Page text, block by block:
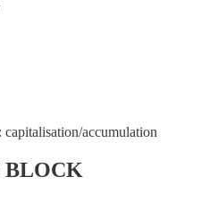
accumulation
BLOCK